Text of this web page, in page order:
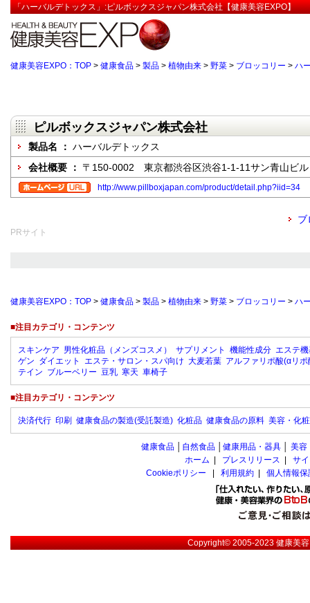
「ハーバルデトックス」:ピルボックスジャパン株式会社【健康美容EXPO】
健康美容EXPO：TOP > 健康食品 > 製品 > 植物由来 > 野菜 > ブロッコリー > ハ
ピルボックスジャパン株式会社
製品名 ： ハーバルデトックス
会社概要 ： 〒150-0002 東京都渋谷区渋谷1-1-11サン青山ビル
http://www.pillboxjapan.com/product/detail.php?iid=34
ブ
PRサイト
健康美容EXPO：TOP > 健康食品 > 製品 > 植物由来 > 野菜 > ブロッコリー > ハ
■注目カテゴリ・コンテンツ
スキンケア 男性化粧品（メンズコスメ） サプリメント 機能性成分 エステ
ゲン ダイエット エステ・サロン・スパ向け 大麦若葉 アルファリポ酸(αリポ
テイン ブルーベリー 豆乳 寒天 車椅子
■注目カテゴリ・コンテンツ
決済代行 印刷 健康食品の製造(受託製造) 化粧品 健康食品の原料 美容・化
健康食品 自然食品 健康用品・器具 美容
ホーム
プレスリリース
サ
Cookieポリシー
利用規約 個人情報
Copyright© 2005-2023健康美